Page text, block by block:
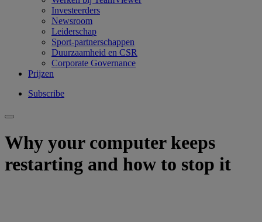
Investeerders
Newsroom
Leiderschap
Sport-partnerschappen
Duurzaamheid en CSR
Corporate Governance
Prijzen
Subscribe
Why your computer keeps
restarting and how to stop it